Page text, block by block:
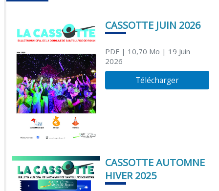
CASSOTTE JUIN 2026
PDF| 10,70 Mo | 19 Juin
2026
Télécharger
CASSOTTE AUTOMNE
HIVER 2025